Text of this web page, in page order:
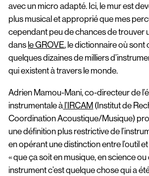
avec un micro adapté. Ici, le mur est
plus musical et approprié que mes
cependant peu de chances de trouver
dansle GROVE, le dictionnaire où sont
quelques dizaines de milliers
qui existent à travers le monde.
Adrien Mamou-Mani, co-directeur de
instrumentale àl’IRCAM(Institut de
Coordination Acoustique/Musique)
une définition plus restrictive de
en opérant une distinction entre l’outil et
« que ça soit en musique, en science
instrument c’est quelque chose qui a